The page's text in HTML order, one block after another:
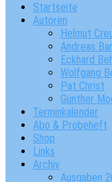
Startseite
Autoren
Helmut
Andreas
Eckhard
Wolfgang
Pat Christ
Günther
Terminkalender
Abo & Probeheft
Shop
Links
Archiv
Ausgaben